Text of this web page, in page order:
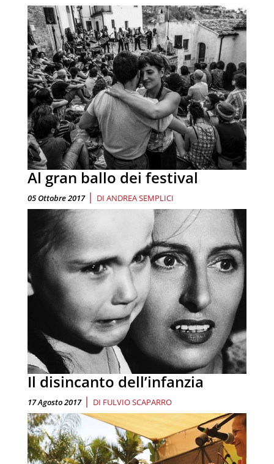
Al gran ballo dei festival
05 Ottobre 2017 | DI ANDREA SEMPLICI
Il disincanto dell’infanzia
17 Agosto 2017 | DI FULVIO SCAPARRO